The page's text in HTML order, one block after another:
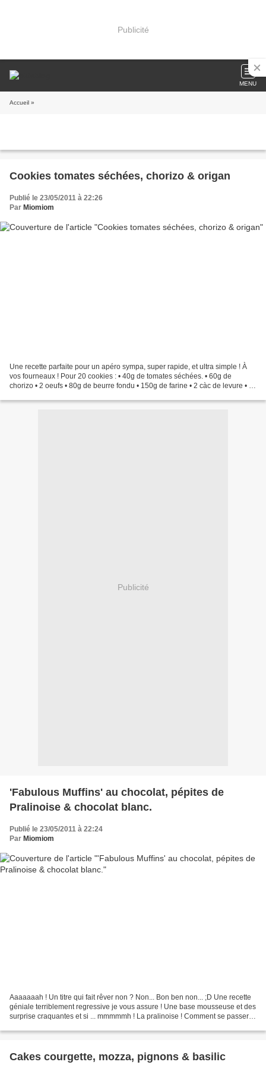
Publicité
MENU
Accueil »
Cookies tomates séchées, chorizo & origan
Publié le 23/05/2011 à 22:26
Par Miomiom
Une recette parfaite pour un apéro sympa, super rapide, et ultra simple ! À
vos fourneaux ! Pour 20 cookies : • 40g de tomates séchées. • 60g de
chorizo • 2 oeufs • 80g de beurre fondu • 150g de farine • 2 càc de levure • 2
Publicité
'Fabulous Muffins' au chocolat, pépites de
Pralinoise & chocolat blanc.
Publié le 23/05/2011 à 22:24
Par Miomiom
Aaaaaaah ! Un titre qui fait rêver non ? Non... Bon ben non... ;D Une recette
géniale terriblement regressive je vous assure ! Une base mousseuse et des
surprise craquantes et si ... mmmmmh ! La pralinoise ! Comment se passer
Cakes courgette, mozza, pignons & basilic